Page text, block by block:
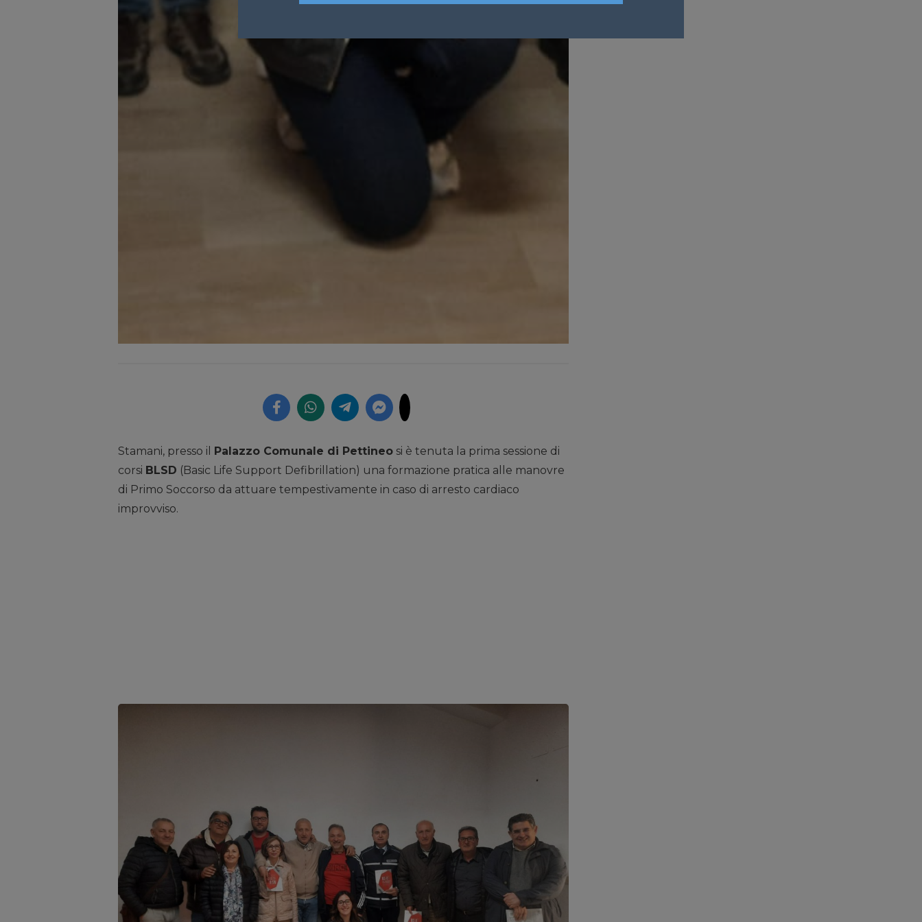
Stamani, presso il Palazzo Comunale di Pettineo si è tenuta la prima sessione di
corsi BLSD (Basic Life Support Defibrillation) una formazione pratica alle manovre
di Primo Soccorso da attuare tempestivamente in caso di arresto cardiaco
improvviso.